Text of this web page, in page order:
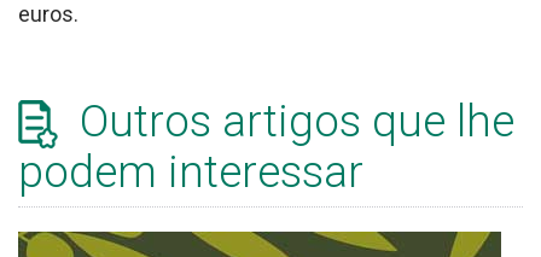
euros.
Outros artigos que lhe
podem interessar